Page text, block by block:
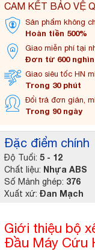
Đặc điểm chính
Độ Tuổi: 5 - 12
Chất liệu: Nhựa ABS
Số Mảnh ghép: 376
Xuất xứ: Đan Mạch
CAM KẾT BẢO VỆ
Sản phẩm không
Hoàn tiền 500%
Giao miễn phí tại
Đơn từ 600 nghìn
Giao siêu tốc HN
Trong 30 phút
Đổi trả đơn giản,
Trong 90 ngày
Giới thiệu bộ
Đầu Máy Cứu